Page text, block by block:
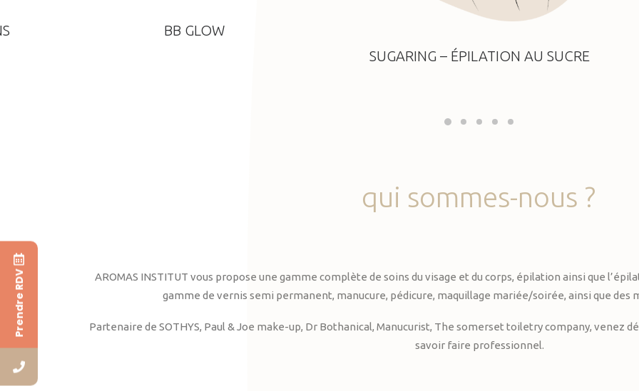
BB GLOW
SUGARING – ÉPILATION AU SUCRE
qui sommes-nous ?
AROMAS INSTITUT vous propose une gamme complète de soins du visage et du corps, épilation ainsi que
gamme de vernis semi permanent, manucure, pédicure, maquillage mariée/soirée, ainsi que des
Partenaire de SOTHYS, Paul & Joe make-up, Dr Bothanical, Manucurist, The somerset toiletry company, venez
savoir faire professionnel.
Prendre RDV